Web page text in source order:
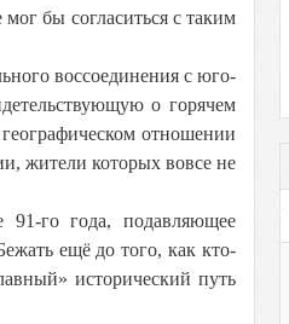
бы согласиться с таким
воссоединения с юго-
о горячем
отношении
жители которых вовсе не
го года, подавляющее
ещё до того, как кто-
исторический путь